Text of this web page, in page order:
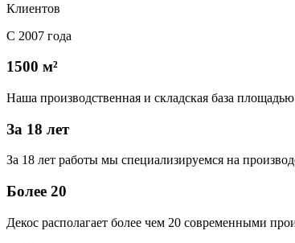
Клиентов
С 2007 года
1500 м²
Наша производственная и складская база
За 18 лет
За 18 лет работы мы специализируемся на
Более 20
Декос располагает более чем 20 современными